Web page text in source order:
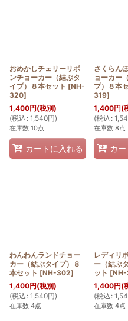
おめかしチェリーリボ
ンチョーカー（結ぶタ
イプ）８本セット [NH-
320]
1,400円(税別)
(税込 : 1,540円)
在庫数 10点
カートに入れる
さくらん
ョーカー
プ）８本
319]
1,400円(
(税込 :
在庫数 8点
カ
わんわんランドチョー
カー（結ぶタイプ）８
本セット [NH-302]
1,400円(税別)
(税込 : 1,540円)
在庫数 4点
レディリ
ー（結ぶ
ット [
1,400円(
(税込 :
在庫数 4点